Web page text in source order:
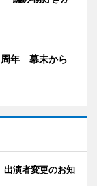
周年 幕末から
出演者変更のお知